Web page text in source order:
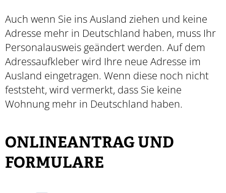
Auch wenn Sie ins Ausland ziehen und keine
Adresse mehr in Deutschland haben, muss Ihr
Personalausweis geändert werden. Auf dem
Adressaufkleber wird Ihre neue Adresse im
Ausland eingetragen. Wenn diese noch nicht
feststeht, wird vermerkt, dass Sie keine
Wohnung mehr in Deutschland haben.
ONLINEANTRAG UND
FORMULARE